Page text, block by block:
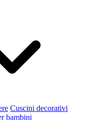
Cuscini decorativi
bambini